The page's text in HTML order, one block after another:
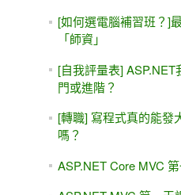
[如何選電腦補習班？]
「師資」
[自我評量表] ASP.NET
門或進階？
[轉職] 寫程式真的能發
嗎？
ASP.NET Core MVC